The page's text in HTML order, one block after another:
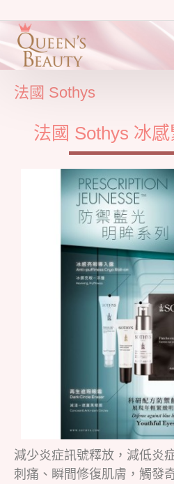
法國 Sothys
法國 Sothys 冰
減少炎症訊號釋放，減低炎
刺痛、瞬間修復肌膚，觸發